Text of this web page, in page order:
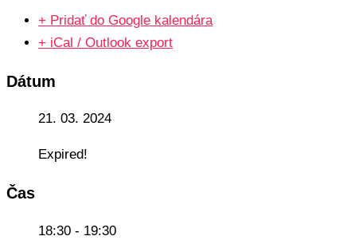
+ Pridať do Google kalendára
+ iCal / Outlook export
Dátum
21. 03. 2024
Expired!
Čas
18:30 - 19:30